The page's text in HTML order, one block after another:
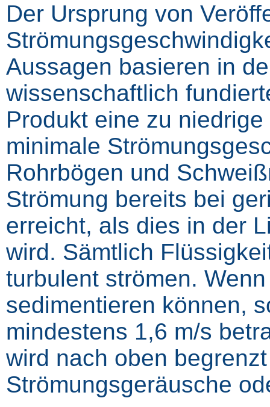
Der Ursprung von
Aussagen basieren in
wissenschaftlich
Produkt eine zu
minimale
Rohrbögen und
Strömung bereits bei
erreicht, als dies in der
wird. Sämtlich
turbulent strömen.
sedimentieren können,
mindestens 1,6 m/s
wird nach oben
Strömungsgeräusche